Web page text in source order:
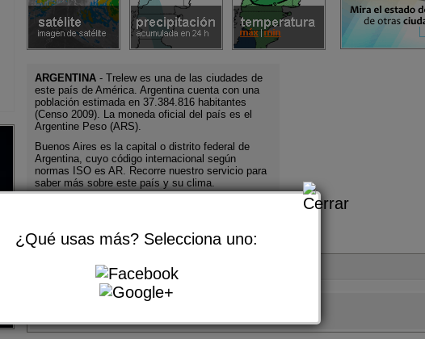
ARGENTINA - Trelew es una de las ciudades de
este país de América. Argentina cuenta con una
población estimada en 37.384.816 habitantes
(Censo 2009). La moneda oficial del país es el
Argentine Peso (ARS).
Buenos Aires es la capital o distrito federal de
Argentina, cuyo código internacional según
normas ISO es AR. Recorre nuestro servicio para
saber más sobre este país y su clima.
Pronóstico extendido para Trelew
Pronóstico
¿Qué usas más? Selecciona uno: